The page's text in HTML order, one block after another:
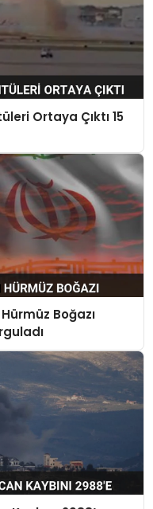
Ortaya Çıktı 15
Boğazı